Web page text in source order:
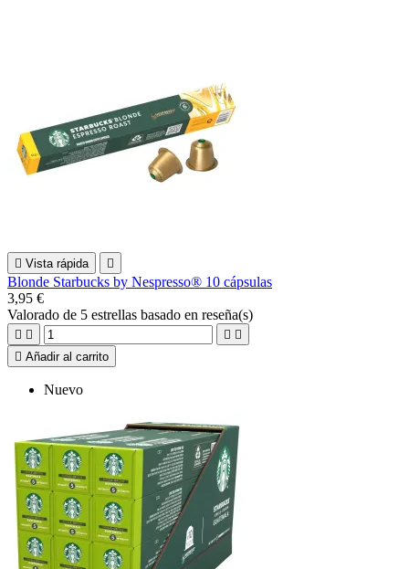
 Vista rápida 
Blonde Starbucks by Nespresso® 10 cápsulas
3,95 €
Valorado de 5 estrellas basado en reseña(s)
   
 Añadir al carrito
Nuevo